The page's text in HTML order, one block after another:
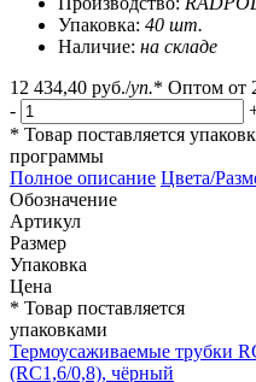
Упаковка: 40 шт.
Наличие: на складе
12 434,40 руб./уп.* Оптом от
-
* Товар поставляется
программы
Полное описание Цвета/
Обозначение
Артикул
Размер
Упаковка
Цена
* Товар поставляется
упаковками
Термоусаживаемые трубки
(RC1,6/0,8), чёрный